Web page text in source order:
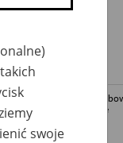
akta
płacowe
swoje